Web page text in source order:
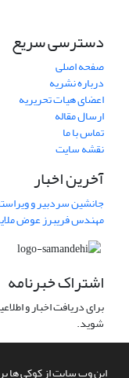
این وب سایت از کوکی ها
دسترسی سریع
صفحه اصلی
درباره نشریه
اعضای هیات تحریریه
ارسال مقاله
تماس با ما
نقشه سایت
آخرین اخبار
جانشین سردبیر و
مهندس فریبرز عوض
اشتراک خبرنامه
برای دریافت اخبار و
شوید.